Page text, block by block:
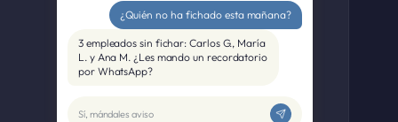
¿Quién no ha fichado esta mañana?
3 empleados sin fichar: Carlos G., María
L. y Ana M. ¿Les mando un recordatorio
por WhatsApp?
Sí, mándales aviso